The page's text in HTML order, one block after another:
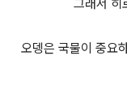
그래서 히
오뎅은 국물이 중요